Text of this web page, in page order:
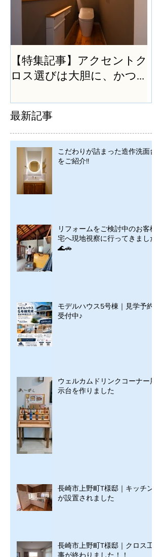
【特集記事】アクセントク
ロス選びは大胆に、かつ
最新記事
こだわりが詰まった造作洗面台
をご紹介!!
リフォームをご検討中のお客様
宅へ現地視察に行ってきました
🌊🚗
モデルハウス5号棟｜見学予約
受付中♪
ウェルカムドリンクコーナー展
示台を作りました
長崎市上野町T様邸｜キッチン
が設置されました
長崎市上野町T様邸｜クロス工
事が終わりました！！